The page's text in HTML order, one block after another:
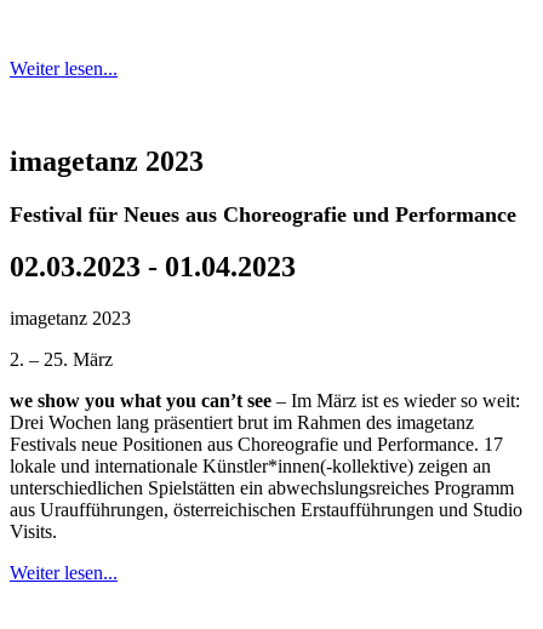
Weiter lesen...
imagetanz 2023
Festival für Neues aus Choreografie und Performance
02.03.2023 - 01.04.2023
imagetanz 2023
2. – 25. März
we show you what you can’t see – Im März ist es wieder so weit:
Drei Wochen lang präsentiert brut im Rahmen des imagetanz
Festivals neue Positionen aus Choreografie und Performance. 17
lokale und internationale Künstler*innen(-kollektive) zeigen an
unterschiedlichen Spielstätten ein abwechslungsreiches Programm
aus Uraufführungen, österreichischen Erstaufführungen und Studio
Visits.
Weiter lesen...